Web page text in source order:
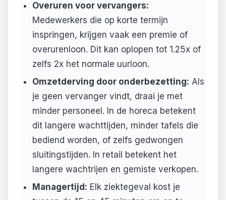
Overuren voor vervangers:
Medewerkers die op korte termijn
inspringen, krijgen vaak een premie of
overurenloon. Dit kan oplopen tot 1.25x of
zelfs 2x het normale uurloon.
Omzetderving door onderbezetting: Als
je geen vervanger vindt, draai je met
minder personeel. In de horeca betekent
dit langere wachttijden, minder tafels die
bediend worden, of zelfs gedwongen
sluitingstijden. In retail betekent het
langere wachtrijen en gemiste verkopen.
Managertijd: Elk ziektegeval kost je